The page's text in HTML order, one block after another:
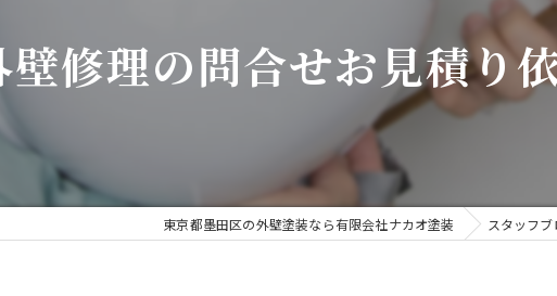
修理の問合せお見積り
東京都墨田区の外壁塗装なら有限会社ナカオ塗装 スタッフ